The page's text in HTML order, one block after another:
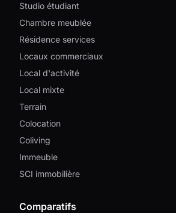
Studio étudiant
Chambre meublée
Résidence services
Locaux commerciaux
Local d'activité
Local mixte
Terrain
Colocation
Coliving
Immeuble
SCI immobilière
Comparatifs